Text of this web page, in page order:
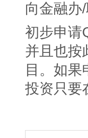
向金融办
初步申请
并且也按
目。如果
投资只要